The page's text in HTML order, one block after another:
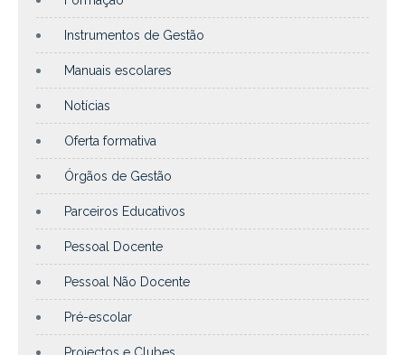
Instrumentos de Gestão
Manuais escolares
Notícias
Oferta formativa
Órgãos de Gestão
Parceiros Educativos
Pessoal Docente
Pessoal Não Docente
Pré-escolar